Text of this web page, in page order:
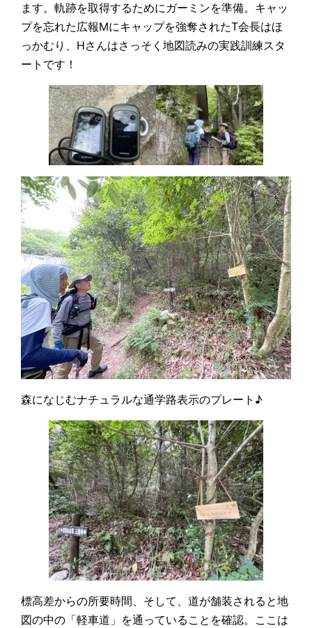
ます。軌跡を取得するためにガーミンを準備。キャッ
プを忘れた広報Mにキャップを強奪されたT会長はほ
っかむり、Hさんはさっそく地図読みの実践訓練スタ
ートです！
森になじむナチュラルな通学路表示のプレート♪
標高差からの所要時間、そして、道が舗装されると地
図の中の「軽車道」を通っていることを確認。ここは